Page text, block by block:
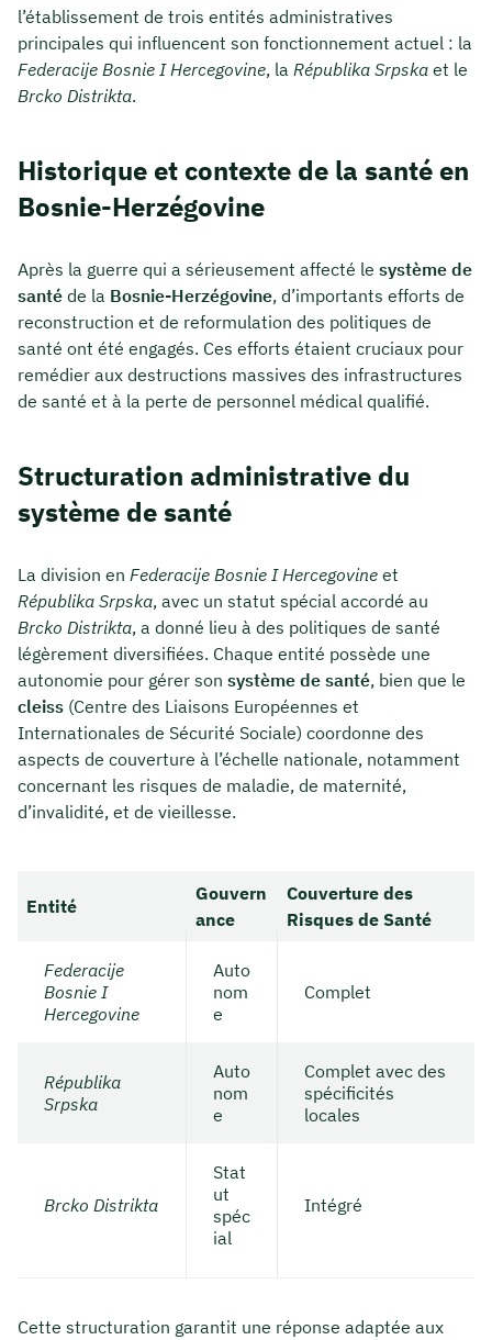
l’établissement de trois entités administratives
principales qui influencent son fonctionnement actuel : la
Federacije Bosnie I Hercegovine, la Républika Srpska et le
Brcko Distrikta.
Historique et contexte de la santé en
Bosnie-Herzégovine
Après la guerre qui a sérieusement affecté le système de
santé de la Bosnie-Herzégovine, d’importants efforts de
reconstruction et de reformulation des politiques de
santé ont été engagés. Ces efforts étaient cruciaux pour
remédier aux destructions massives des infrastructures
de santé et à la perte de personnel médical qualifié.
Structuration administrative du
système de santé
La division en Federacije Bosnie I Hercegovine et
Républika Srpska, avec un statut spécial accordé au
Brcko Distrikta, a donné lieu à des politiques de santé
légèrement diversifiées. Chaque entité possède une
autonomie pour gérer son système de santé, bien que le
cleiss (Centre des Liaisons Européennes et
Internationales de Sécurité Sociale) coordonne des
aspects de couverture à l’échelle nationale, notamment
concernant les risques de maladie, de maternité,
d’invalidité, et de vieillesse.
Entité
Gouvern
ance
Couverture des
Risques de Santé
Federacije
Bosnie I
Hercegovine
Auto
nom
e
Complet
Républika
Srpska
Auto
nom
e
Complet avec des
spécificités
locales
Brcko Distrikta
Stat
ut
spéc
ial
Intégré
Cette structuration garantit une réponse adaptée aux